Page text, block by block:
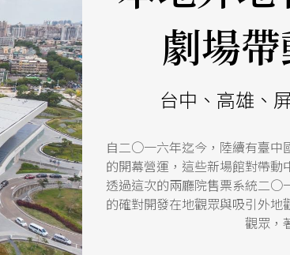
劇場
台中、高雄、
自二○一六年迄今，陸續有臺中
的開幕營運，這些新場館對帶動
透過這次的兩廳院售票系統二○
的確對開發在地觀眾與吸引外
觀眾，